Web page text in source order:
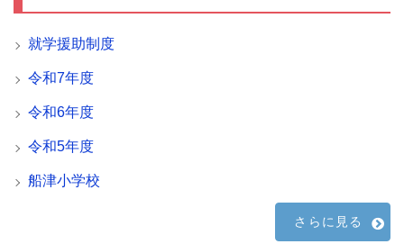
就学援助制度
令和7年度
令和6年度
令和5年度
船津小学校
さらに見る